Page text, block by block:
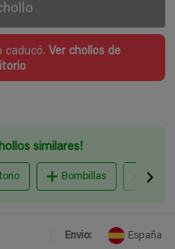
caducó. Ver chollos de
similares!
Bombillas
Envio: España